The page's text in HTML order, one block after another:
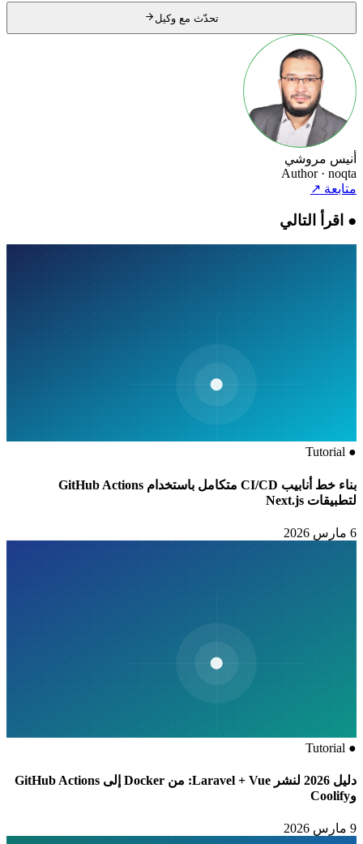
تحدّث مع وكيل
أنيس مروشي
Author · noqta
متابعة↗
●اقرأ التالي
●
Tutorial
بناء خط أنابيب CI/CD متكامل باستخدام GitHub Actions
لتطبيقات Next.js
●
Tutorial
دليل 2026 لنشر Laravel + Vue: من Docker إلى GitHub Actions